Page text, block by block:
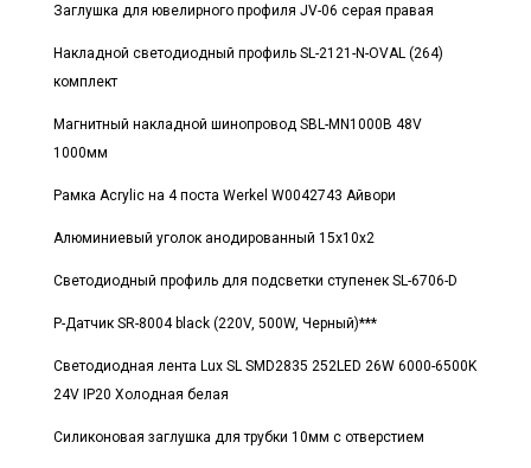
Заглушка для ювелирного профиля JV-06 серая правая
Накладной светодиодный профиль SL-2121-N-OVAL (264)
комплект
Магнитный накладной шинопровод SBL-MN1000B 48V
1000мм
Рамка Acrylic на 4 поста Werkel W0042743 Айвори
Алюминиевый уголок анодированный 15x10x2
Светодиодный профиль для подсветки ступенек SL-6706-D
Р-Датчик SR-8004 black (220V, 500W, Черный)***
Светодиодная лента Lux SL SMD2835 252LED 26W 6000-6500K
24V IP20 Холодная белая
Силиконовая заглушка для трубки 10мм с отверстием